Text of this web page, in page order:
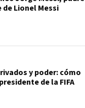
Lionel Messi
y poder: cómo
de la FIFA